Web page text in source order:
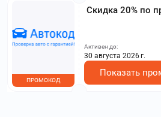
Скидка 20% по
ПРОМОКОД
Активен до:
30 августа 2026 г.
Показать